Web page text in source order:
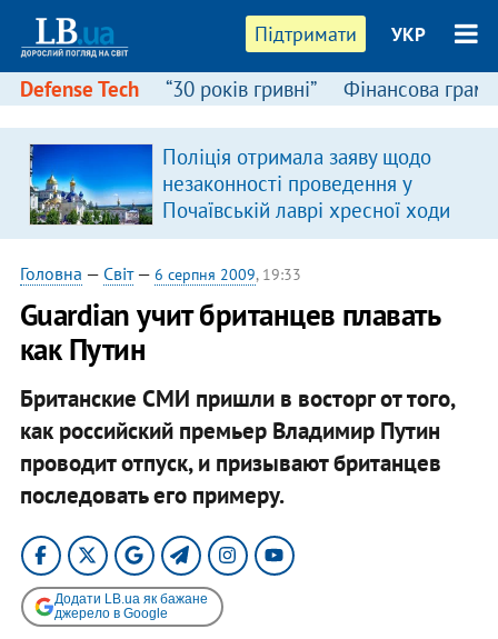
Підтримати УКР
Defense Tech “30 років гривні” Фінансова
Поліція отримала заяву щодо
незаконності проведення у
Почаївській лаврі хресної ходи
Головна — Світ— 6 серпня 2009, 19:33
Guardian учит британцев плавать
как Путин
Британские СМИ пришли в восторг от того,
как российский премьер Владимир Путин
проводит отпуск, и призывают британцев
последовать его примеру.
Додати LB.ua як бажане
джерело в Google